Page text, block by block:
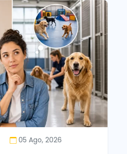
05 Ago, 2026